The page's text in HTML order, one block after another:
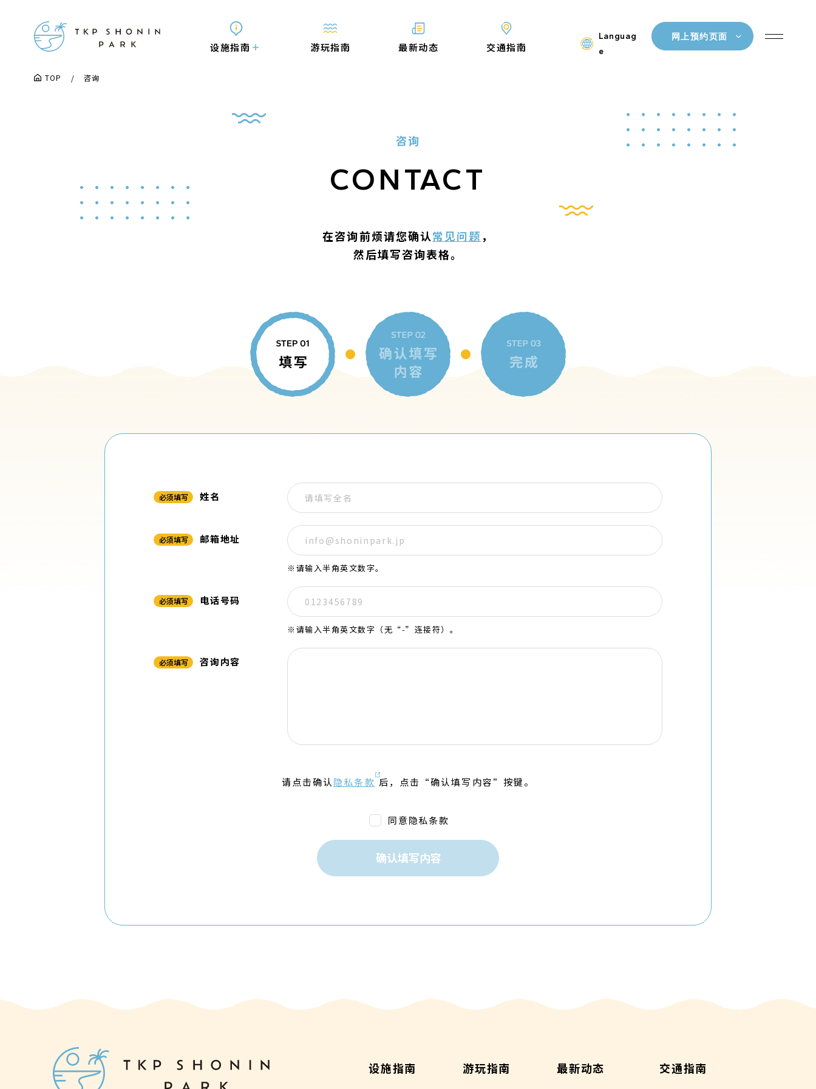
设施指南 游玩指南 最新动态 交通指南
Languag
e
网上预约页面
TOP 咨询
咨询
CONTACT
在咨询前烦请您确认常见问题 ，
然后填写咨询表格。
必须填写 姓名
必须填写 邮箱地址
※请输入半角英文数字。
必须填写 电话号码
※请输入半角英文数字（无“-”连接符）。
必须填写 咨询内容
请点击确认 隐私条款 后，点击“确认填写内容”按键。
同意隐私条款
确认填写内容
设施指南 游玩指南 最新动态 交通指南